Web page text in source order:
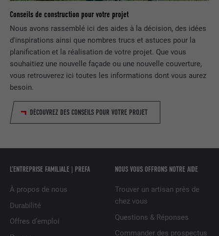
Conseils de construction pour votre projet
Nous avons rassemblé ici des aides à la décision, des idées
d'inspirations ainsi que nombres trucs et astuces pour la
planification et la réalisation de votre projet. Que vous
souhaitiez une nouvelle façade ou une nouvelle couverture,
vous retrouverez ici toutes les informations dont vous aurez
besoin.
DÉCOUVREZ DES CONSEILS POUR VOTRE PROJET
L’ENTREPRISE FAMILIALE | PREFA
À propos de nous
Durabilité
Offres d’emploi
NOUS VOUS OFFRONS NOTRE AIDE
Trouver un artisan près de
chez vous
Questions & Réponses
Commander des prospectus
NOM _gid
FOURNISSEUR Google Universal Analytics
EXPIRATION 1 jour
sur la manière dont l'utilisateur utilise le
site Internet.
NOM _gaexp
FOURNISSEUR Google Optimize
EXPIRATION
UTILITÉ
Est placé afin de tester si le navigateur
UTILITÉ
recherche doivent être affichés par page
(p. ex. 10 ou 20) et si le filtre Google
SafeSearch doit être activé ou non.
NOM lang
FOURNISSEUR